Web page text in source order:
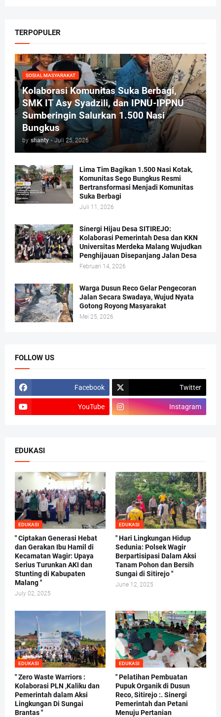
TERPOPULER
SOSIAL MASYARAKAT
Kolaborasi Komunitas Suka Berbagi,
SMK IT Asy Syadzili, dan IPNU-IPPNU
Sumberingin Salurkan 1.500 Nasi
Bungkus
by shanty - Juli 25, 2026
Lima Tim Bagikan 1.500 Nasi Kotak,
Komunitas Sego Bungkus Resmi
Bertransformasi Menjadi Komunitas
Suka Berbagi
Juli 11, 2026
Sinergi Hijau Desa SITIREJO:
Kolaborasi Pemerintah Desa dan KKN
Universitas Merdeka Malang Wujudkan
Penghijauan Disepanjang Jalan Desa
Februari 14, 2026
Warga Dusun Reco Gelar Pengecoran
Jalan Secara Swadaya, Wujud Nyata
Gotong Royong Masyarakat
Mei 25, 2026
FOLLOW US
Facebook Twitter
YouTube Instagram
EDUKASI
EDUKASI
" Ciptakan Generasi Hebat
dan Gerakan Ibu Hamil di
Kecamatan Wagir: Upaya
Serius Turunkan AKI dan
Stunting di Kabupaten
Malang "
July 02, 2025
EDUKASI
" Hari Lingkungan Hidup
Sedunia: Polsek Wagir
Berpartisipasi Dalam Aksi
Tanam Pohon dan Bersih
Sungai di Sitirejo "
June 12, 2025
EDUKASI
" Zero Waste Warriors :
Kolaborasi PLN ,Kaliku dan
Pemerintah dalam Aksi
Lingkungan Di Sungai
Brantas "
EDUKASI
" Pelatihan Pembuatan
Pupuk Organik di Dusun
Reco, Sitirejo :. Sinergi
Pemerintah dan Petani
Menuju Pertanian